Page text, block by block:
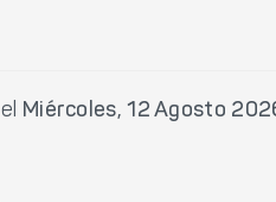
el Miércoles, 12 Agosto